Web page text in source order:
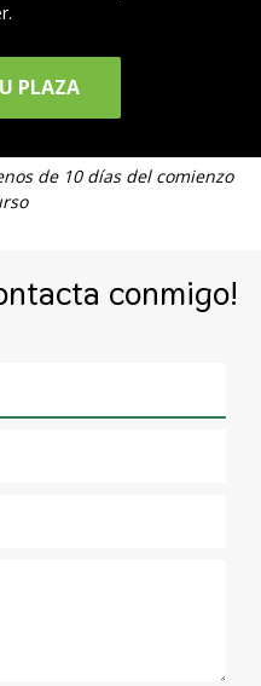
PLAZA
de 10 días del comienzo
conmigo!